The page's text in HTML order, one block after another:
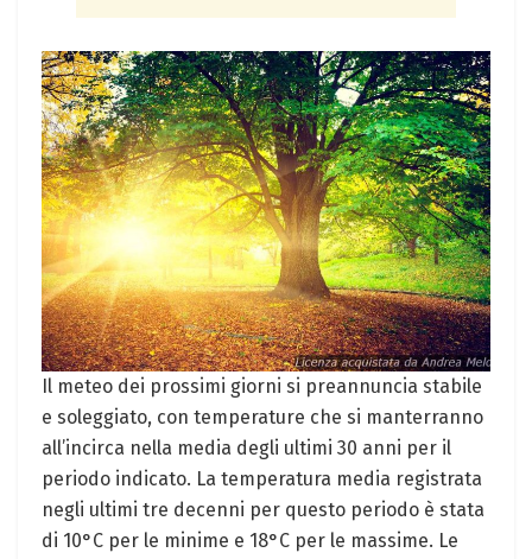
Il meteo dei prossimi giorni si preannuncia stabile
e soleggiato, con temperature che si manterranno
all’incirca nella media degli ultimi 30 anni per il
periodo indicato. La temperatura media registrata
negli ultimi tre decenni per questo periodo è stata
di 10°C per le minime e 18°C per le massime. Le